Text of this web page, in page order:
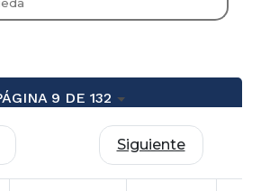
9 DE 132
Siguiente